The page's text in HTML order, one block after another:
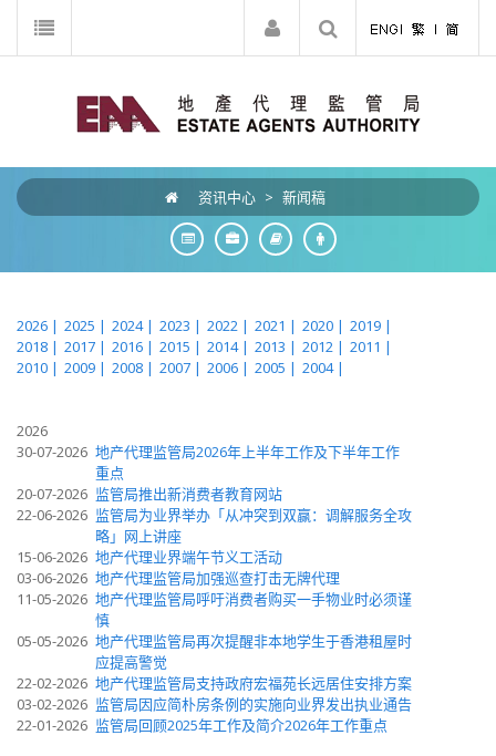
资讯中心 > 新闻稿
2026 | 2025 | 2024 | 2023 | 2022 | 2021 | 2020 | 2019 |
2018 | 2017 | 2016 | 2015 | 2014 | 2013 | 2012 | 2011 |
2010 | 2009 | 2008 | 2007 | 2006 | 2005 | 2004 |
2026
30-07-2026 地产代理监管局2026年上半年工作及下半年工作
重点
20-07-2026 监管局推出新消费者教育网站
22-06-2026 监管局为业界举办「从冲突到双赢：调解服务全攻
略」网上讲座
15-06-2026 地产代理业界端午节义工活动
03-06-2026 地产代理监管局加强巡查打击无牌代理
11-05-2026 地产代理监管局呼吁消费者购买一手物业时必须谨
慎
05-05-2026 地产代理监管局再次提醒非本地学生于香港租屋时
应提高警觉
22-02-2026 地产代理监管局支持政府宏福苑长远居住安排方案
03-02-2026 监管局因应简朴房条例的实施向业界发出执业通告
22-01-2026 监管局回顾2025年工作及简介2026年工作重点